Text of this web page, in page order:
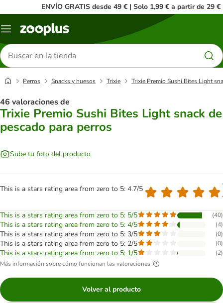
ENVÍO GRATIS desde 49 € | Solo 1,99 € a partir de 29 €
Menú
Buscar
productos
Perros Snacks y huesos Trixie Trixie Premio Sushi Bites Light
46 valoraciones de
Trixie Premio Sushi Bites Light snack de
pescado para perros
Sube tu foto del producto
This is a stars rating area from zero to 5: 4.7/5
This is a stars rating area from zero to 5: 5/5 (40)
This is a stars rating area from zero to 5: 4/5 (4)
This is a stars rating area from zero to 5: 3/5 (0)
This is a stars rating area from zero to 5: 2/5 (0)
This is a stars rating area from zero to 5: 1/5 (2)
Más información sobre cómo funcionan las valoraciones
Volver al producto